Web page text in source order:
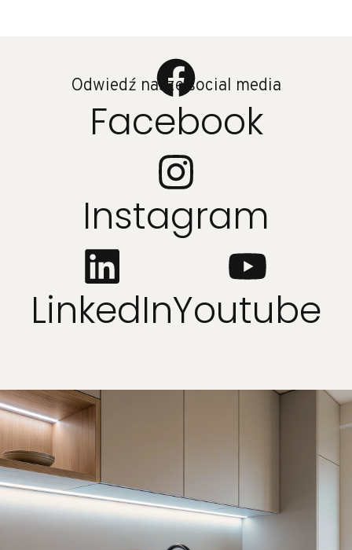
Odwiedź nasze social media
Facebook
Instagram
LinkedInYoutube